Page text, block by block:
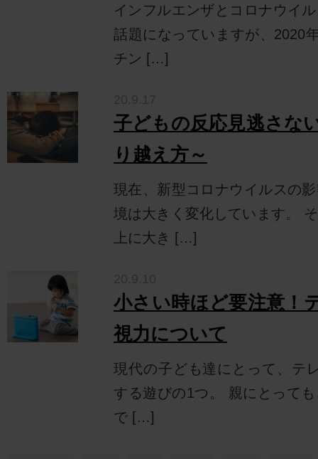
インフルエンザとコロナウイ
話題になっていますが、2020
チン […]
子どもの反応見逃さな
り越え方～
現在、新型コロナウイルスの
境は大きく変化しています。
上に大き […]
小さい時ほど要注意！
視力について
現代の子ども達にとって、テ
する遊びの1つ。 親にとって
で […]